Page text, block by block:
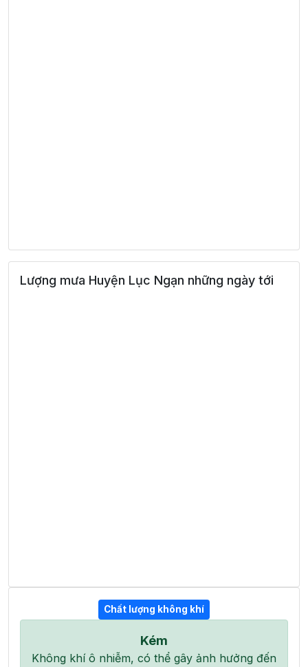
Lượng mưa Huyện Lục Ngạn những ngày tới
Chất lượng không khí
Kém
Không khí ô nhiễm, có thể gây ảnh hưởng đến